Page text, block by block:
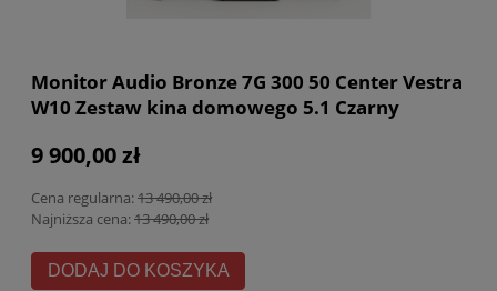
Monitor Audio Bronze 7G 300 50 Center Vestra
W10 Zestaw kina domowego 5.1 Czarny
9 900,00 zł
Cena regularna:13 490,00 zł
Najniższa cena:13 490,00 zł
DODAJ DO KOSZYKA